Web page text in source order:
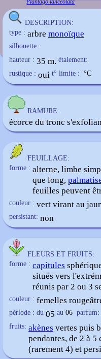
Plantago lanceolata
DESCRIPTION:
type : arbre monoïque
silhouette :
hauteur : 35 m. étalement:
rustique : oui t° limite : °C
RAMURE:
écorce du tronc
FEUILLAGE:
forme : alterne, limbe
que long,
feuilles peuvent
couleur : vert virant au
persistant: non
FLEURS ET FRUITS:
forme : capitules
situés vers
réunis par 2 ou 3
couleur : femelles
période : du 05 au 06 parfum:
fruits: akènes vertes puis
pendantes, de 2 à
(rarement 4) et